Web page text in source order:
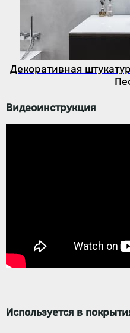
Декоративная
Видеоинструкция
Используется в